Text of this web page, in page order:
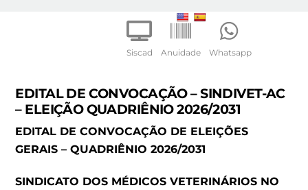
Siscad Anuidade Whatsapp
EDITAL DE CONVOCAÇÃO – SINDIVET-AC
– ELEIÇÃO QUADRIÊNIO 2026/2031
EDITAL DE CONVOCAÇÃO DE ELEIÇÕES
GERAIS – QUADRIÊNIO 2026/2031
SINDICATO DOS MÉDICOS VETERINÁRIOS NO